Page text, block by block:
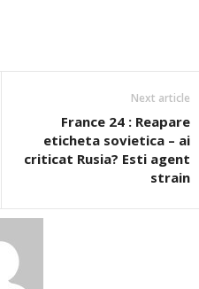
Next article
France 24 : Reapare
eticheta sovietica – ai
criticat Rusia? Esti agent
strain